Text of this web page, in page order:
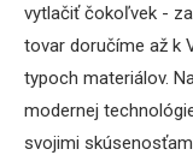
vytlačiť čokoľvek -
tovar doručíme až k
typoch materiálov.
modernej
svojimi